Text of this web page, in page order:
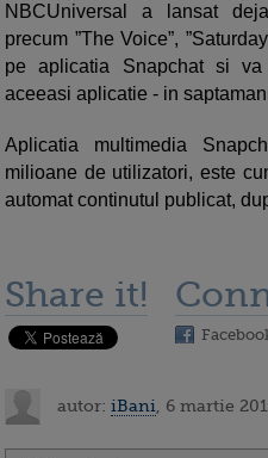
NBCUniversal a lansat
precum ”The Voice”,
pe aplicatia Snapchat si
aceeasi aplicatie - in
Aplicatia multimedia
milioane de utilizatori, este
automat continutul publicat,
Share it!
autor: iBani , 6 martie